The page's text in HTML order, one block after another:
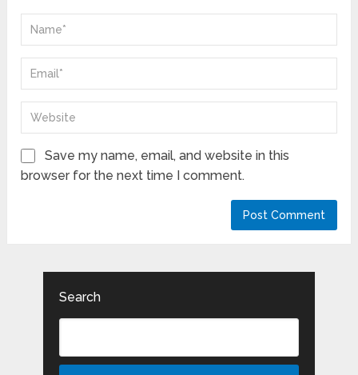
Save my name, email, and website in this
browser for the next time I comment.
Search